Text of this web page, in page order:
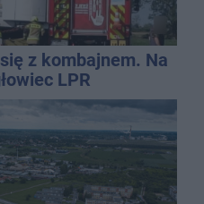
z kombajnem. Na
LPR